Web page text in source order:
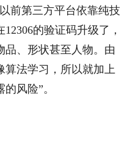
第三方平台依靠纯技
的验证码升级了，
品、形状甚至人物。由
算法学习，所以就加上
风险”。